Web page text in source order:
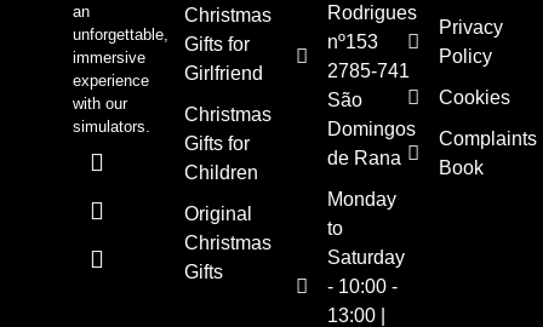
an
unforgettable,
immersive
experience
with our
simulators.
Christmas
Gifts for
Girlfriend
Christmas
Gifts for
Children
Original
Christmas
Gifts
Rodrigues
nº153
2785-741
São
Domingos
de Rana
Monday
to
Saturday
- 10:00 -
13:00 |
Privacy
Policy
Cookies
Complaints
Book